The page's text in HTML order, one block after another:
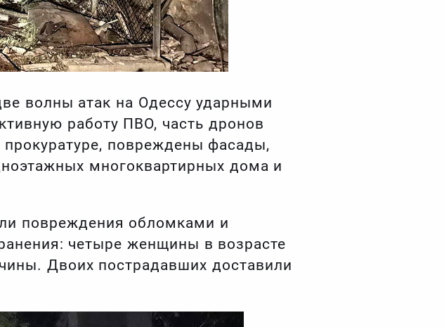
волны атак на Одессу ударными
работу ПВО, часть дронов
повреждены фасады,
многоквартирных дома и
повреждения обломками и
четыре женщины в возрасте
Двоих пострадавших доставили